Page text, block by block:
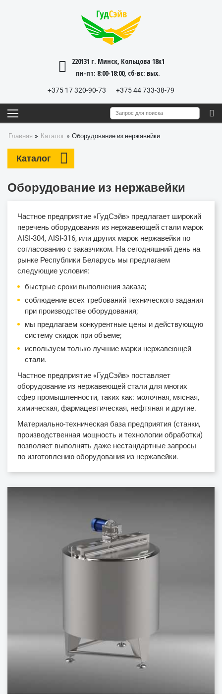
220131 г. Минск, Кольцова 18к1
пн-пт: 8:00-18:00, cб-вс: вых.
+375 44 733-38-79
+375 17 320-90-73
Главная » Каталог » Оборудование из нержавейки
Каталог
Оборудование из нержавейки
Частное предприятие «ГудСэйв» предлагает широкий
перечень оборудования из нержавеющей стали марок
AISI-304, AISI-316, или других марок нержавейки по
согласованию с заказчиком. На сегодняшний день на
рынке Республики Беларусь мы предлагаем
следующие условия:
быстрые сроки выполнения заказа;
соблюдение всех требований технического задания
при производстве оборудования;
мы предлагаем конкурентные цены и действующую
систему скидок при объеме;
используем только лучшие марки нержавеющей
стали.
Частное предприятие «ГудСэйв» поставляет
оборудование из нержавеющей стали для многих
сфер промышленности, таких как: молочная, мясная,
химическая, фармацевтическая, нефтяная и другие.
Материально-техническая база предприятия (станки,
производственная мощность и технологии обработки)
позволяет выполнять даже нестандартные запросы
по изготовлению оборудования из нержавейки.